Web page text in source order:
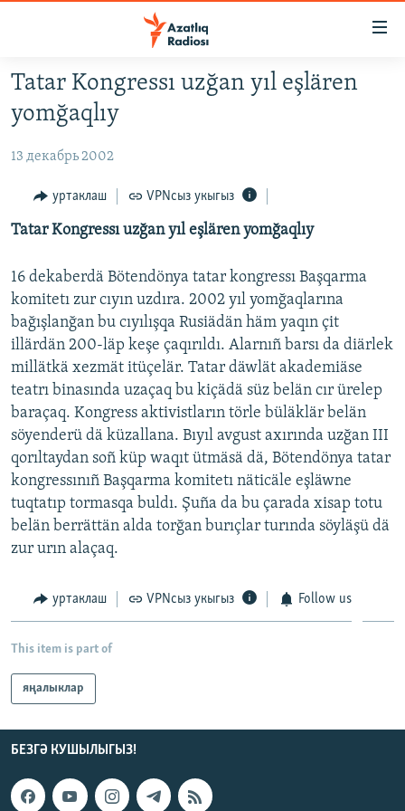
төп
эчтәлек
төп
эзләү
БАШКОРТСТАН
ТАТАРСТАН
КЫРЫМ
ТАТАР-БАШКОРТ ДӨНЬЯСЫ
БЕЗНЕ ТОМАЛАДЫЛАР
ШӘЛКЕМНӘР
ӘҢГӘМӘ
КОММЕНТАР
ДИНИ ТОРМЫШ
ПӘРӘВЕЗ
ФӘН-ФӘСМӘТӘН
КИНОХАНӘ
ДӨНЬЯ ХӘЛЛӘРЕ
ТАТАРЧА ПОДКАСТ
ӘЙДӘ ONLINE
IDEL.РЕАЛИИ
БЕЗГӘ КУШЫЛЫГЫЗ!
БАШКА ТЕЛЛӘРДӘ
Tatar Kongressı uzğan yıl eşlären
yomğaqlıy
13 декабрь 2002
уртаклаш VPNсыз укыгыз
Tatar Kongressı uzğan yıl eşlären yomğaqlıy
16 dekaberdä Bötendönya tatar kongressı Başqarma
komitetı zur cıyın uzdıra. 2002 yıl yomğaqlarına
bağışlanğan bu cıyılışqa Rusiädän häm yaqın çit
illärdän 200-läp keşe çaqırıldı. Alarnıñ barsı da diärlek
millätkä xezmät itüçelär. Tatar däwlät akademiäse
teatrı binasında uzaçaq bu kiçädä süz belän cır ürelep
baraçaq. Kongress aktivistların törle büläklär belän
söyenderü dä küzallana. Bıyıl avgust axırında uzğan III
qorıltaydan soñ küp waqıt ütmäsä dä, Bötendönya tatar
kongressınıñ Başqarma komitetı näticäle eşläwne
tuqtatıp tormasqa buldı. Şuña da bu çarada xisap totu
belän berrättän alda torğan burıçlar turında söyläşü dä
zur urın alaçaq.
уртаклаш VPNсыз укыгыз Follow us
This item is part of
яңалыклар
БЕЗГӘ КУШЫЛЫГЫЗ!